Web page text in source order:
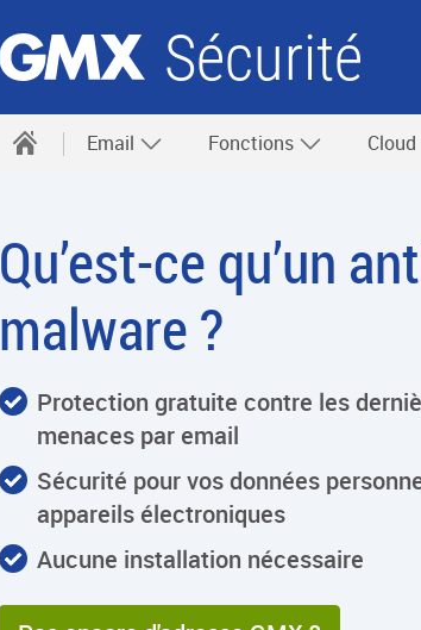
Sécurité
Email Fonctions Cloud
Qu’est-ce qu’un
malware ?
Protection gratuite contre les
menaces par email
Sécurité pour vos données
appareils électroniques
Aucune installation nécessaire